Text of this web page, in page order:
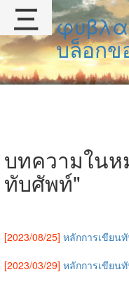
บล็อกข
บทความใน
ทับศัพท์"
[2023/08/25] หลักการเขียน
[2023/03/29] หลักการเขียน
三